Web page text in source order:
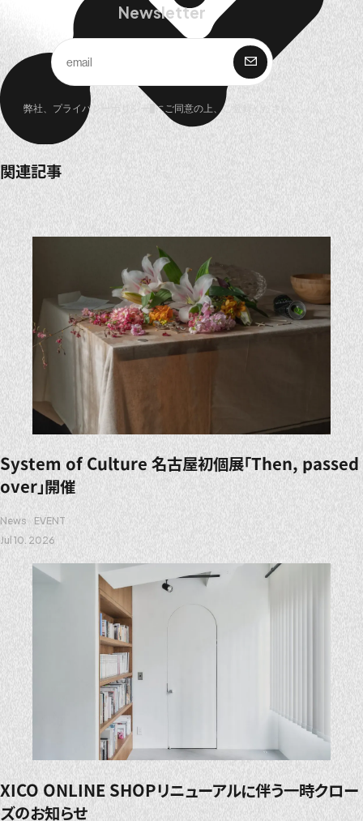
Newsletter
購 読
弊社、 プライバシーポリシー にご同意の上、ご登録ください。
関連記事
System of Culture 名古屋初個展「Then, passed
over」開催
News
EVENT
Jul 10. 2026
XICO ONLINE SHOPリニューアルに伴う一時クロー
ズのお知らせ